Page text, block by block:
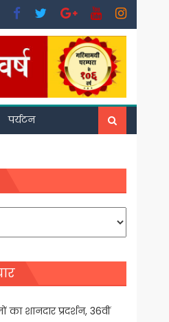
पर्यटन
शानदार प्रदर्शन, 36वीं